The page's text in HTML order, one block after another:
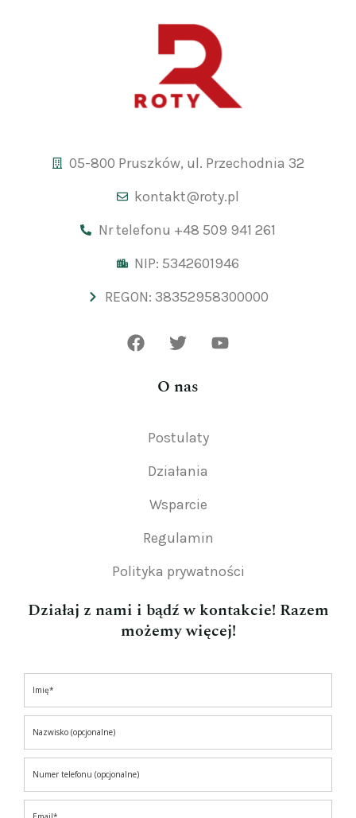
05-800 Pruszków, ul. Przechodnia 32
kontakt@roty.pl
Nr telefonu +48 509 941 261
NIP: 5342601946
REGON: 38352958300000
O nas
Postulaty
Działania
Wsparcie
Regulamin
Polityka prywatności
Działaj z nami i bądź w kontakcie! Razem
możemy więcej!